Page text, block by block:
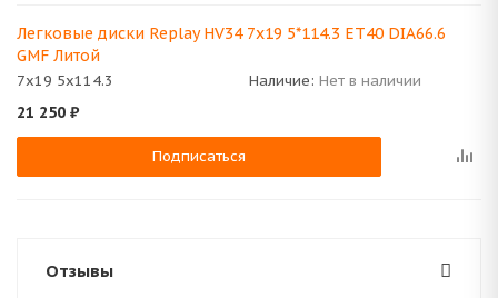
Легковые диски Replay HV34 7x19 5*114.3 ET40 DIA66.6
GMF Литой
7x19 5x114.3 Наличие: Нет в наличии
21 250 ₽
Подписаться
Отзывы